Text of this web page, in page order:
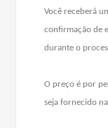
Você receberá
confirmação de
durante o
O preço é por
seja fornecido